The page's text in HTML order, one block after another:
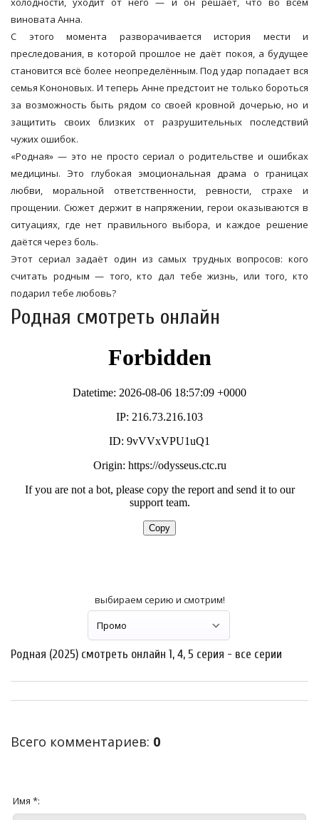
виновата Анна.
С этого момента разворачивается история мести и
преследования, в которой прошлое не даёт покоя, а будущее
становится всё более неопределённым. Под удар попадает вся
семья Кононовых. И теперь Анне предстоит не только бороться
за возможность быть рядом со своей кровной дочерью, но и
защитить своих близких от разрушительных последствий
чужих ошибок.
«Родная» — это не просто сериал о родительстве и ошибках
медицины. Это глубокая эмоциональная драма о границах
любви, моральной ответственности, ревности, страхе и
прощении. Сюжет держит в напряжении, герои оказываются в
ситуациях, где нет правильного выбора, и каждое решение
даётся через боль.
Этот сериал задаёт один из самых трудных вопросов: кого
считать родным — того, кто дал тебе жизнь, или того, кто
подарил тебе любовь?
Родная смотреть онлайн
выбираем серию и смотрим!
Родная (2025) смотреть онлайн 1, 4, 5 серия - все серии
Всего комментариев: 0
Имя *: